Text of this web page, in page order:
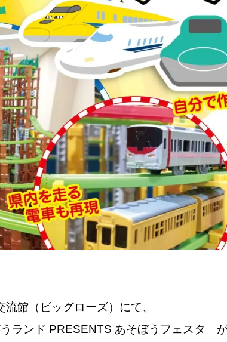
館（ビッグローズ）にて、
ランド PRESENTS あそぼうフェスタ」